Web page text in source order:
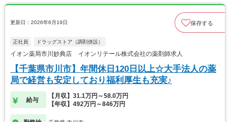
更新日：2026年6月19日 保存する
正社員 ドラッグストア（調剤併設）
イオン薬局市川妙典店 イオンリテール株式会社の薬剤師求人
【千葉県市川市】年間休日120日以上☆大手法人の薬
局で経営も安定しており福利厚生も充実♪
給与
【月収】31.1万円～58.0万円
【年収】492万円～846万円